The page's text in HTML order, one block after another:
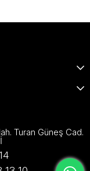
Turan Güneş Cad.